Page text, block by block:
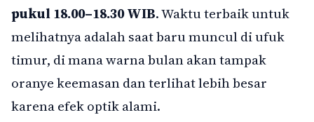
pukul 18.00–18.30 WIB. Waktu terbaik untuk
melihatnya adalah saat baru muncul di ufuk
timur, di mana warna bulan akan tampak
oranye keemasan dan terlihat lebih besar
karena efek optik alami.